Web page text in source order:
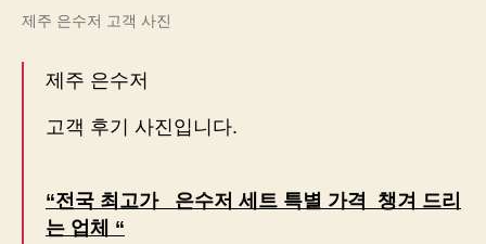
제주 은수저 고객 사진
제주 은수저
고객 후기 사진입니다.
“전국 최고가 은수저 세트 특별 가격 챙겨 드리
는 업체 “